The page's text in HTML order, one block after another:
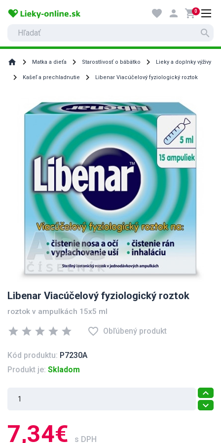
search
favorite person shopping_cart0
home Matka a dieťa Starostlivosť o bábätko Lieky a doplnky výživy
Kašeľ a prechladnutie Libenar Viacúčelový fyziologický roztok
Libenar Viacúčelový fyziologický roztok
roztok v ampulkách 15x5 ml
star star star star star favorite_border Obľúbený produkt
Kód produktu: P7230A
Produkt je: Skladom
7,34€ s DPH